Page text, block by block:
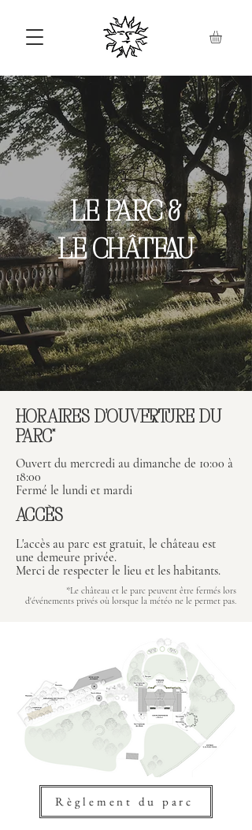
LE PARC&
LE CHÂTEAU
HORAIRES D'OUVERTURE DU
PARC*
Ouvert du mercredi au dimanche de 10:00 à
18:00
Fermé le lundi et mardi
ACCÈS
L'accès au parc est gratuit, le château est
une demeure privée.
Merci de respecter le lieu et les habitants.
*Le château et le parc peuvent être fermés lors
d'événements privés où lorsque la météo ne le permet pas.
Règlement du parc